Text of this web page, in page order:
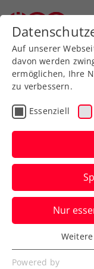
News filtern
Auf unserer
davon werden
ermöglichen, Ihre
zu verbessern.
Essenziell
Nur
Essenziell
Essenzielle
Powered by